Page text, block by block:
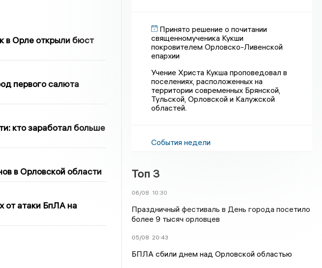
в Орле открыли бюст
первого салюта
кто заработал больше
в Орловской области
от атаки БпЛА на
Принято решение о почитании
священномученика Кукши
покровителем Орловско-Ливенской
епархии
Учение Христа Кукша проповедовал в
поселениях, расположенных на
территории современных Брянской,
Тульской, Орловской и Калужской
областей.
События недели
Топ 3
06/08 10:30
Праздничный фестиваль в День города посетило
более 9 тысяч орловцев
05/08 20:43
БПЛА сбили днем над Орловской областью